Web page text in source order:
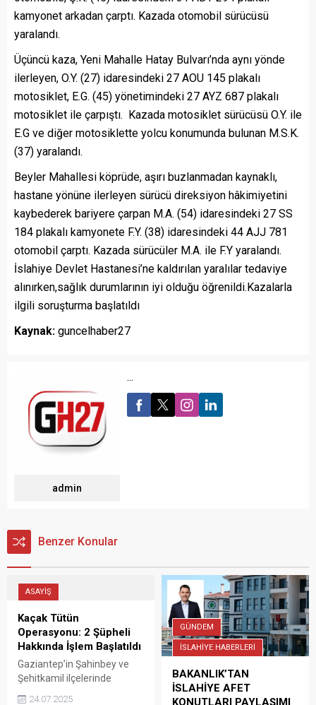
kamyonet arkadan çarptı. Kazada otomobil sürücüsü
yaralandı.
Üçüncü kaza, Yeni Mahalle Hatay Bulvarı’nda aynı yönde
ilerleyen, O.Y. (27) idaresindeki 27 AOU 145 plakalı
motosiklet, E.G. (45) yönetimindeki 27 AYZ 687 plakalı
motosiklet ile çarpıştı. Kazada motosiklet sürücüsü O.Y. ile
E.G ve diğer motosiklette yolcu konumunda bulunan M.S.K.
(37) yaralandı.
Beyler Mahallesi köprüde, aşırı buzlanmadan kaynaklı,
hastane yönüne ilerleyen sürücü direksiyon hâkimiyetini
kaybederek bariyere çarpan M.A. (54) idaresindeki 27 SS
184 plakalı kamyonete F.Y. (38) idaresindeki 44 AJJ 781
otomobil çarptı. Kazada sürücüler M.A. ile F.Y yaralandı.
İslahiye Devlet Hastanesi’ne kaldırılan yaralılar tedaviye
alınırken,sağlık durumlarının iyi olduğu öğrenildi.Kazalarla
ilgili soruşturma başlatıldı
Kaynak: guncelhaber27
admin
...
Benzer Konular
ASAYİŞ
Kaçak Tütün
Operasyonu: 2 Şüpheli
Hakkında İşlem Başlatıldı
Gaziantep’in Şahinbey ve
Şehitkamil ilçelerinde
düzenlenen kaçak tütün
24.07.2025
GÜNDEM
İSLAHİYE HABERLERİ
BAKANLIK’TAN
İSLAHİYE AFET
KONUTLARI PAYLAŞIMI